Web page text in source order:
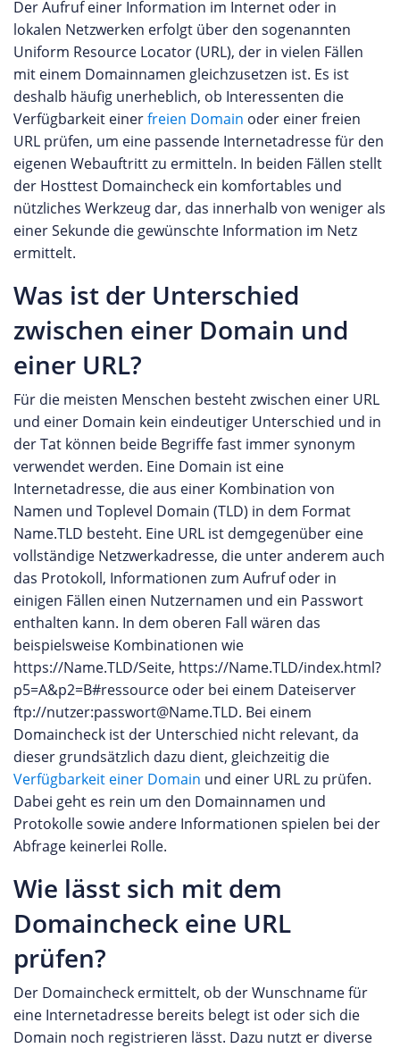
Der Aufruf einer Information im Internet oder in
lokalen Netzwerken erfolgt über den sogenannten
Uniform Resource Locator (URL), der in vielen Fällen
mit einem Domainnamen gleichzusetzen ist. Es ist
deshalb häufig unerheblich, ob Interessenten die
Verfügbarkeit einerfreien Domain oder einer freien
URL prüfen, um eine passende Internetadresse für den
eigenen Webauftritt zu ermitteln. In beiden Fällen stellt
der Hosttest Domaincheck ein komfortables und
nützliches Werkzeug dar, das innerhalb von weniger als
einer Sekunde die gewünschte Information im Netz
ermittelt.
Was ist der Unterschied
zwischen einer Domain und
einer URL?
Für die meisten Menschen besteht zwischen einer URL
und einer Domain kein eindeutiger Unterschied und in
der Tat können beide Begriffe fast immer synonym
verwendet werden. Eine Domain ist eine
Internetadresse, die aus einer Kombination von
Namen und Toplevel Domain (TLD) in dem Format
Name.TLD besteht. Eine URL ist demgegenüber eine
vollständige Netzwerkadresse, die unter anderem auch
das Protokoll, Informationen zum Aufruf oder in
einigen Fällen einen Nutzernamen und ein Passwort
enthalten kann. In dem oberen Fall wären das
beispielsweise Kombinationen wie
https://Name.TLD/Seite, https://Name.TLD/index.html?
p5=A&p2=B#ressource oder bei einem Dateiserver
ftp://nutzer:passwort@Name.TLD. Bei einem
Domaincheck ist der Unterschied nicht relevant, da
dieser grundsätzlich dazu dient, gleichzeitig die
Verfügbarkeit einer Domain und einer URL zu prüfen.
Dabei geht es rein um den Domainnamen und
Protokolle sowie andere Informationen spielen bei der
Abfrage keinerlei Rolle.
Wie lässt sich mit dem
Domaincheck eine URL
prüfen?
Der Domaincheck ermittelt, ob der Wunschname für
eine Internetadresse bereits belegt ist oder sich die
Domain noch registrieren lässt. Dazu nutzt er diverse